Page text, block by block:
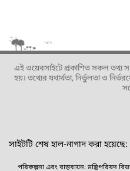
এই ওয়েবসাইটে প্রকাশিত সকল তথ্য
হয়। তথ্যের যথার্থতা, নির্ভুলতা ও
সাইটটি শেষ হাল-নাগাদ করা
পরিকল্পনা এবং বাস্তবায়ন: মন্ত্রিপরিষদ